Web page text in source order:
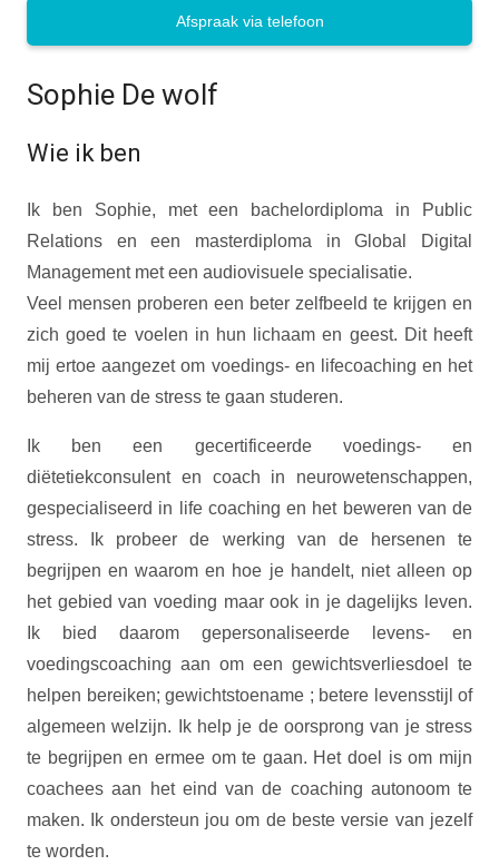
Sophie De wolf
Wie ik ben
Ik ben Sophie, met een bachelordiploma in Public
Relations en een masterdiploma in Global Digital
Management met een audiovisuele specialisatie.
Veel mensen proberen een beter zelfbeeld te krijgen en
zich goed te voelen in hun lichaam en geest. Dit heeft
mij ertoe aangezet om voedings- en lifecoaching en het
beheren van de stress te gaan studeren.
Ik ben een gecertificeerde voedings- en
diëtetiekconsulent en coach in neurowetenschappen,
gespecialiseerd in life coaching en het beweren van de
stress. Ik probeer de werking van de hersenen te
begrijpen en waarom en hoe je handelt, niet alleen op
het gebied van voeding maar ook in je dagelijks leven.
Ik bied daarom gepersonaliseerde levens- en
voedingscoaching aan om een gewichtsverliesdoel te
helpen bereiken; gewichtstoename ; betere levensstijl of
algemeen welzijn. Ik help je de oorsprong van je stress
te begrijpen en ermee om te gaan. Het doel is om mijn
coachees aan het eind van de coaching autonoom te
maken. Ik ondersteun jou om de beste versie van jezelf
te worden.
Afspraak via telefoon